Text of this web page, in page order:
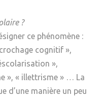
?
ce phénomène :
cognitif »,
»,
», « illettrisme » … La
d’une manière un peu